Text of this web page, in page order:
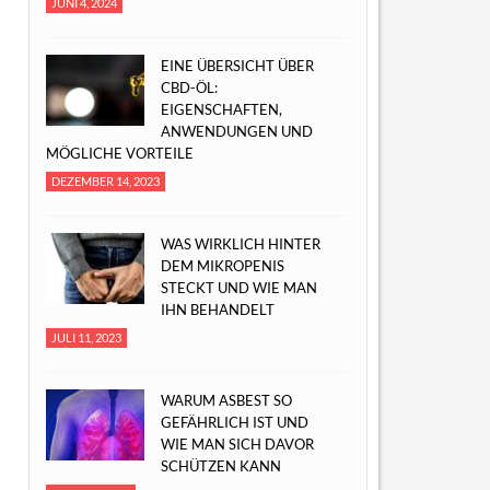
EINE ÜBERSICHT ÜBER
CBD-ÖL:
EIGENSCHAFTEN,
ANWENDUNGEN UND
MÖGLICHE VORTEILE
DEZEMBER 14, 2023
WAS WIRKLICH HINTER
DEM MIKROPENIS
STECKT UND WIE MAN
IHN BEHANDELT
JULI 11, 2023
WARUM ASBEST SO
GEFÄHRLICH IST UND
WIE MAN SICH DAVOR
SCHÜTZEN KANN